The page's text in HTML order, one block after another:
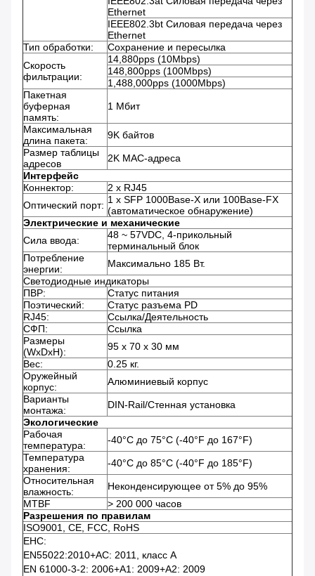
Ethernet
IEEE802.3bt Силовая передача через
Ethernet
Тип обработки:
Сохранение и пересылка
Скорость
фильтрации:
14,880pps (10Mbps)
148,800pps (100Mbps)
1,488,000pps (1000Mbps)
Пакетная
буферная
память:
1 Мбит
Максимальная
длина пакета:
9K байтов
Размер таблицы
адресов
2K MAC-адреса
Интерфейс
Коннектор:
2 x RJ45
Оптический порт: 1 x SFP 1000Base-X или 100Base-FX
(автоматическое обнаружение)
Электрические и механические
Сила ввода:
48 ~ 57VDC, 4-прикольный
терминальный блок
Потребление
энергии:
Максимально 185 Вт.
Светодиодные индикаторы
ПВР:
Статус питания
Поэтический:
Статус разъема PD
RJ45:
Ссылка/Деятельность
СФП:
Ссылка
Размеры
(WxDxH):
95 x 70 x 30 мм
Вес:
0.25 кг.
Оружейный
корпус:
Алюминиевый корпус
Варианты
монтажа:
DIN-Rail/Стенная установка
Экологические
Рабочая
температура:
-40°C до 75°C (-40°F до 167°F)
Температура
хранения:
-40°C до 85°C (-40°F до 185°F)
Относительная
влажность:
Неконденсирующее от 5% до 95%
MTBF
> 200 000 часов
Разрешения по правилам
ISO9001, CE, FCC, RoHS
ЕНС:
EN55022:2010+AC: 2011, класс А
EN 61000-3-2: 2006+A1: 2009+A2: 2009